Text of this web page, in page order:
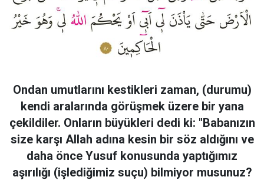
Ondan umutlarını kestikleri zaman, (durumu)
kendi aralarında görüşmek üzere bir yana
çekildiler. Onların büyükleri dedi ki: "Babanızın
size karşı Allah adına kesin bir söz aldığını ve
daha önce Yusuf konusunda yaptığımız
aşırılığı (işlediğimiz suçu) bilmiyor musunuz?